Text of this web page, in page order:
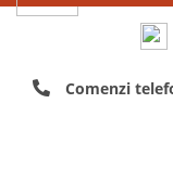
Comenzi